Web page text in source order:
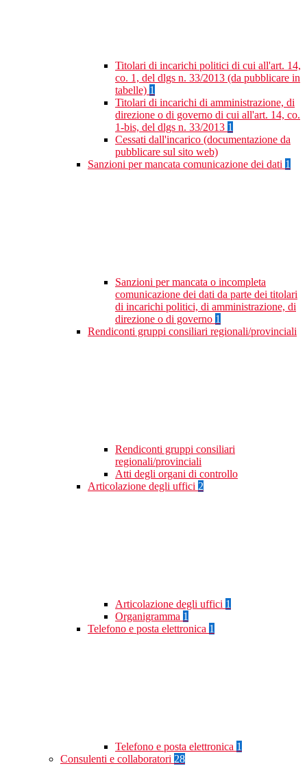
Titolari di incarichi politici di cui all'art. 14,
co. 1, del dlgs n. 33/2013 (da pubblicare in
tabelle) 1
Titolari di incarichi di amministrazione, di
direzione o di governo di cui all'art. 14, co.
1-bis, del dlgs n. 33/2013 1
Cessati dall'incarico (documentazione da
pubblicare sul sito web)
Sanzioni per mancata comunicazione dei dati 1
Sanzioni per mancata o incompleta
comunicazione dei dati da parte dei titolari
di incarichi politici, di amministrazione, di
direzione o di governo 1
Rendiconti gruppi consiliari regionali/provinciali
Rendiconti gruppi consiliari
regionali/provinciali
Atti degli organi di controllo
Articolazione degli uffici 2
Articolazione degli uffici 1
Organigramma 1
Telefono e posta elettronica 1
Telefono e posta elettronica 1
Consulenti e collaboratori 28